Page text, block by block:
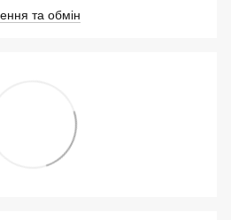
та обмін